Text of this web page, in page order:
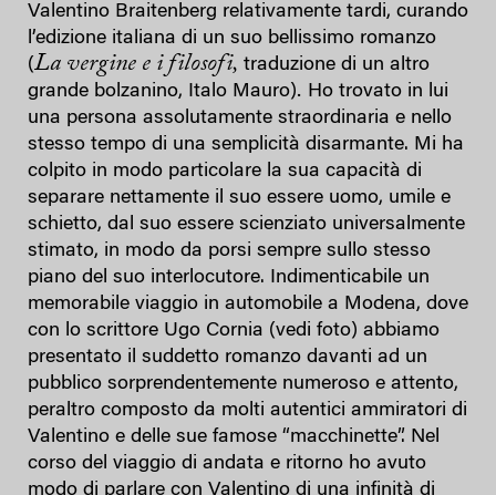
Valentino Braitenberg relativamente tardi, curando
l’edizione italiana di un suo bellissimo romanzo
(La vergine e i filosofi, traduzione di un altro
grande bolzanino, Italo Mauro). Ho trovato in lui
una persona assolutamente straordinaria e nello
stesso tempo di una semplicità disarmante. Mi ha
colpito in modo particolare la sua capacità di
separare nettamente il suo essere uomo, umile e
schietto, dal suo essere scienziato universalmente
stimato, in modo da porsi sempre sullo stesso
piano del suo interlocutore. Indimenticabile un
memorabile viaggio in automobile a Modena, dove
con lo scrittore Ugo Cornia (vedi foto) abbiamo
presentato il suddetto romanzo davanti ad un
pubblico sorprendentemente numeroso e attento,
peraltro composto da molti autentici ammiratori di
Valentino e delle sue famose “macchinette”. Nel
corso del viaggio di andata e ritorno ho avuto
modo di parlare con Valentino di una infinità di